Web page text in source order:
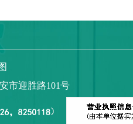
市迎胜路101号